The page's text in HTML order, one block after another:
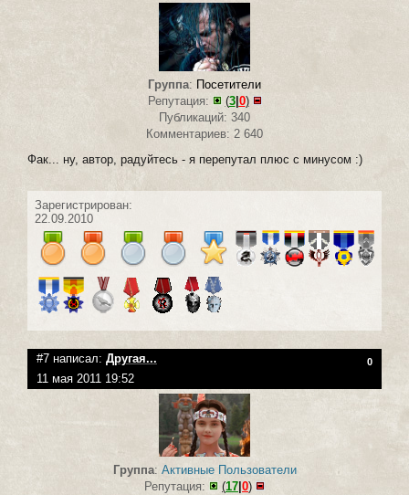
Группа: Посетители
Репутация:
(3|0)
Публикаций: 340
Комментариев: 2 640
Фак... ну, автор, радуйтесь - я перепутал плюс с минусом :)
Зарегистрирован:
22.09.2010
#7 написал: Другая... 0
11 мая 2011 19:52
Группа: Активные Пользователи
Репутация:
(17 0)